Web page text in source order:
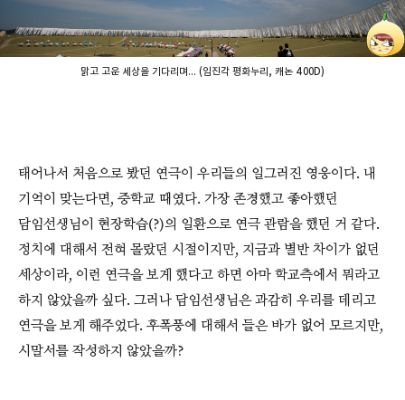
맑고 고운 세상을 기다리며... (임진각 평화누리, 캐논 400D)
태어나서 처음으로 봤던 연극이 우리들의 일그러진 영웅이다. 내
기억이 맞는다면, 중학교 때였다. 가장 존경했고 좋아했던
담임선생님이 현장학습(?)의 일환으로 연극 관람을 했던 거 같다.
정치에 대해서 전혀 몰랐던 시절이지만, 지금과 별반 차이가 없던
세상이라, 이런 연극을 보게 했다고 하면 아마 학교측에서 뭐라고
하지 않았을까 싶다. 그러나 담임선생님은 과감히 우리를 데리고
연극을 보게 해주었다. 후폭풍에 대해서 들은 바가 없어 모르지만,
시말서를 작성하지 않았을까?